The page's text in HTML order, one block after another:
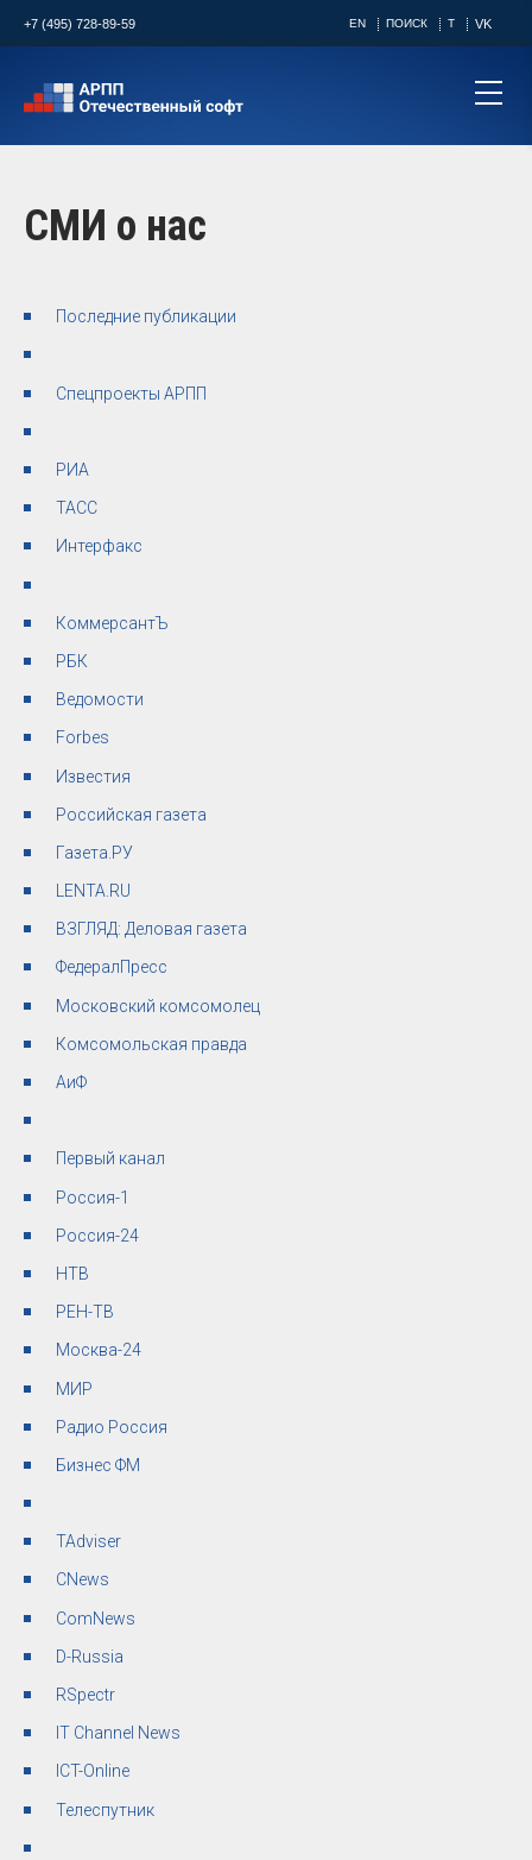
+7 (495) 728-89-59 EN ПОИСК T VK
СМИ о нас
Последние публикации
Спецпроекты АРПП
РИА
ТАСС
Интерфакс
КоммерсантЪ
РБК
Ведомости
Forbes
Известия
Российская газета
Газета.РУ
LENTA.RU
ВЗГЛЯД: Деловая газета
ФедералПресс
Московский комсомолец
Комсомольская правда
АиФ
Первый канал
Россия-1
Россия-24
НТВ
РЕН-ТВ
Москва-24
МИР
Радио Россия
Бизнес ФМ
TAdviser
СNews
ComNews
D-Russia
RSpectr
IT Channel News
ICT-Online
Телеспутник